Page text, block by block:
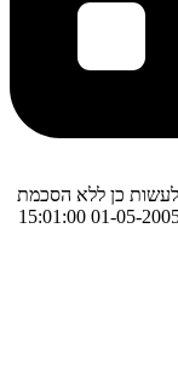
כן ללא הסכמת
כל בעלי הדירות האחרים? בתודה מראש, תהילה 01-05-2005 15:01:00